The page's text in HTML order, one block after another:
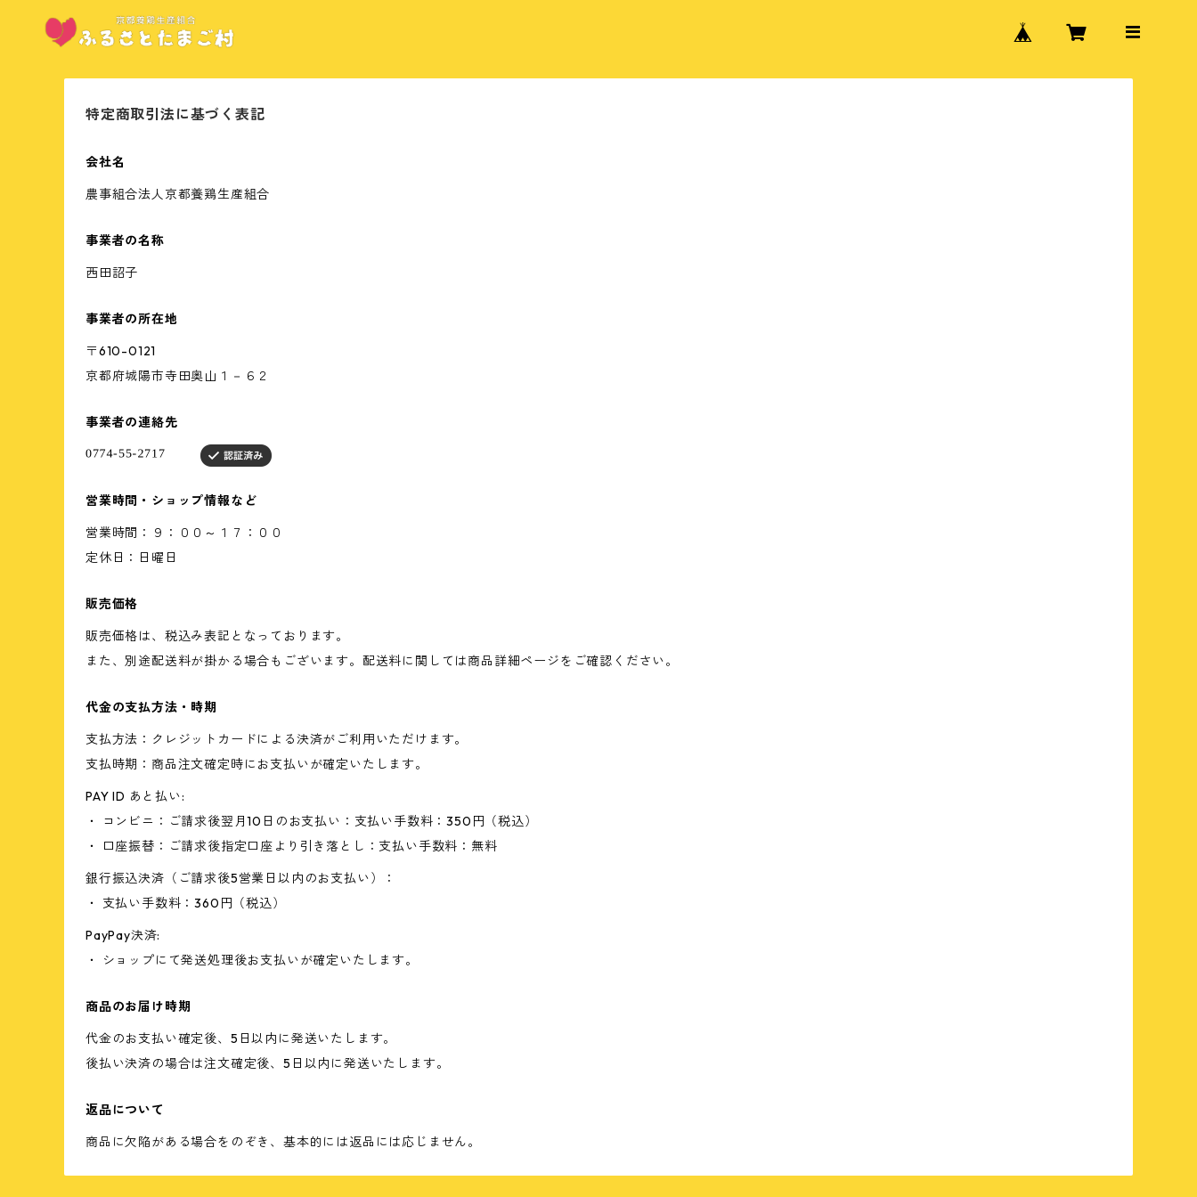
特定商取引法に基づく表記
会社名
農事組合法人京都養鶏生産組合
事業者の名称
西田詔子
事業者の所在地
〒610-0121
京都府城陽市寺田奥山１－６２
事業者の連絡先
営業時間・ショップ情報など
営業時間：９：００～１７：００
定休日：日曜日
販売価格
販売価格は、税込み表記となっております。
また、別途配送料が掛かる場合もございます。配送料に関しては商品詳細ページをご確認ください。
代金の支払方法・時期
支払方法：クレジットカードによる決済がご利用いただけます。
支払時期：商品注文確定時にお支払いが確定いたします。
PAY ID あと払い:
・ コンビニ：ご請求後翌月10日のお支払い：支払い手数料：350円（税込）
・ 口座振替：ご請求後指定口座より引き落とし：支払い手数料：無料
銀行振込決済（ご請求後5営業日以内のお支払い）：
・ 支払い手数料：360円（税込）
PayPay決済:
・ ショップにて発送処理後お支払いが確定いたします。
商品のお届け時期
代金のお支払い確定後、5日以内に発送いたします。
後払い決済の場合は注文確定後、5日以内に発送いたします。
返品について
商品に欠陥がある場合をのぞき、基本的には返品には応じません。